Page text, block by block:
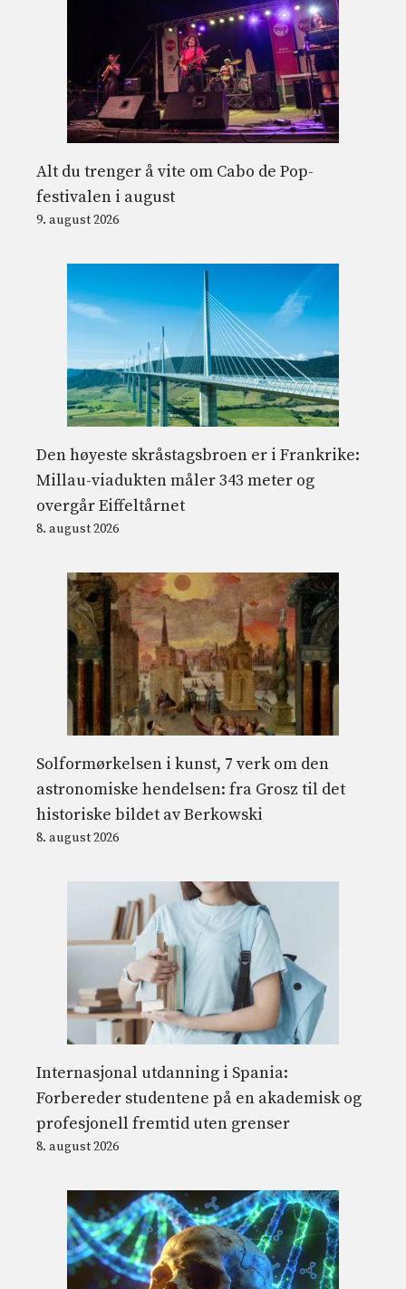
Alt du trenger å vite om Cabo de Pop-
festivalen i august
9. august 2026
Den høyeste skråstagsbroen er i Frankrike:
Millau-viadukten måler 343 meter og
overgår Eiffeltårnet
8. august 2026
Solformørkelsen i kunst, 7 verk om den
astronomiske hendelsen: fra Grosz til det
historiske bildet av Berkowski
8. august 2026
Internasjonal utdanning i Spania:
Forbereder studentene på en akademisk og
profesjonell fremtid uten grenser
8. august 2026